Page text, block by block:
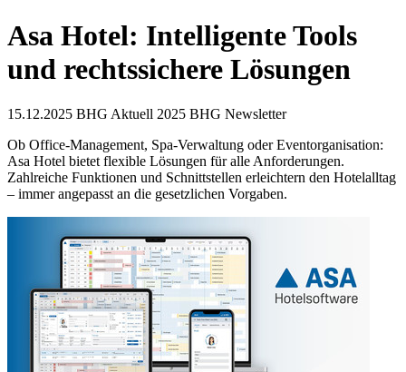
Asa Hotel: Intelligente Tools
und rechtssichere Lösungen
15.12.2025 BHG Aktuell 2025 BHG Newsletter
Ob Office-Management, Spa-Verwaltung oder Eventorganisation:
Asa Hotel bietet flexible Lösungen für alle Anforderungen.
Zahlreiche Funktionen und Schnittstellen erleichtern den Hotelalltag
– immer angepasst an die gesetzlichen Vorgaben.